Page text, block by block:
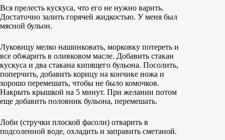
Вся прелесть кускуса, что его не нужно варить.
Достаточно залить горячей жидкостью. У меня был
мясной бульон.
Луковицу мелко нашинковать, морковку потереть и
все обжарить в оливковом масле. Добавить стакан
кускуса и два стакана кипящего бульона. Посолить,
поперчить, добавить корицу на кончике ножа и
хорошо перемешать, чтобы не было комочков.
Накрыть крышкой на 5 минут. При желании потом
еще добавить половник бульона, перемешать.
Лоби (стручки плоской фасоли) отварить в
подсоленной воде, охладить и заправить сметаной.